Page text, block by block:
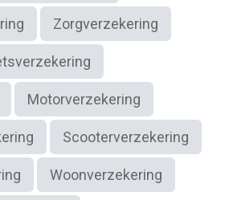
Zorgverzekering
Motorverzekering
Scooterverzekering
Woonverzekering